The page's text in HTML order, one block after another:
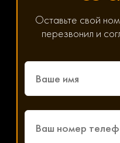
Оставьте свой
перезвонил и